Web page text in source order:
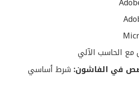
مع الحاسب الآلي
شرط أساسي